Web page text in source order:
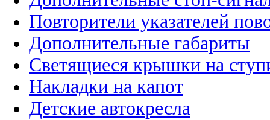
Повторители указателей
Дополнительные габариты
Светящиеся крышки на
Накладки на капот
Детские автокресла